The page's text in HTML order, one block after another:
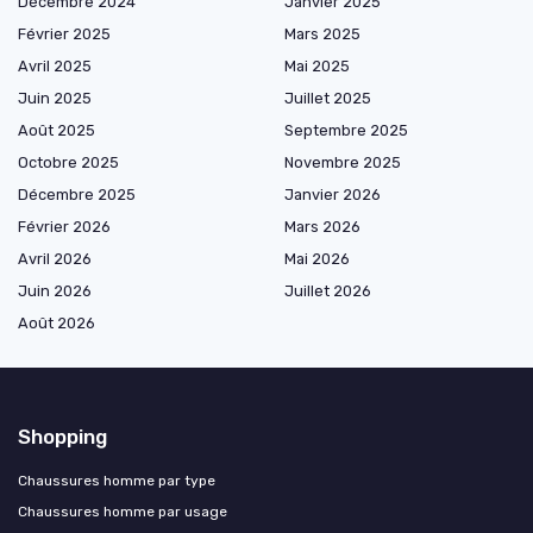
Février 2025
Mars 2025
Avril 2025
Mai 2025
Juin 2025
Juillet 2025
Août 2025
Septembre 2025
Octobre 2025
Novembre 2025
Décembre 2025
Janvier 2026
Février 2026
Mars 2026
Avril 2026
Mai 2026
Juin 2026
Juillet 2026
Août 2026
Shopping
Chaussures homme par type
Chaussures homme par usage